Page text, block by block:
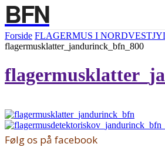
BFN
Forside FLAGERMUS I
flagermusklatter_jandurinck_bfn_800
Følg os på facebook